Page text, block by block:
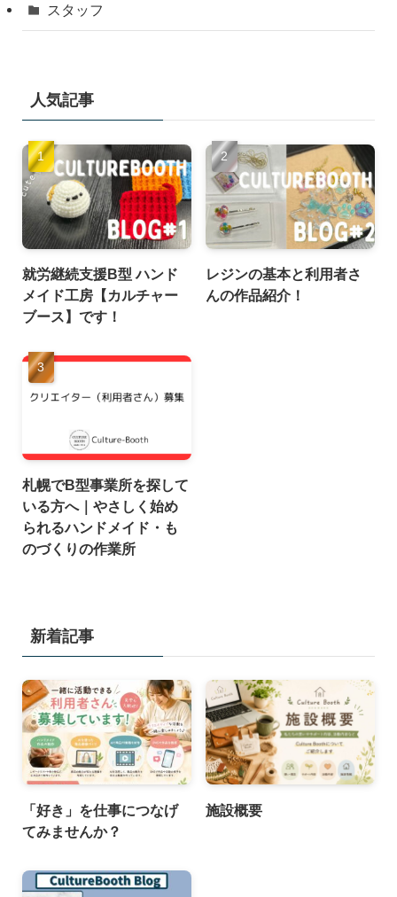
スタッフ
人気記事
就労継続支援B型 ハンド
メイド工房【カルチャー
ブース】です！
レジンの基本と利用者さ
んの作品紹介！
札幌でB型事業所を探して
いる方へ｜やさしく始め
られるハンドメイド・も
のづくりの作業所
新着記事
「好き」を仕事につなげ
てみませんか？
施設概要